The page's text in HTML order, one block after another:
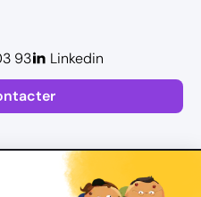
93 Linkedin